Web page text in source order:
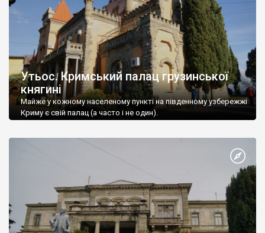
Утьос. Кримський палац грузинської
княгині
Майже у кожному населеному пункті на південному узбережжі
Криму є свій палац (а часто і не один).